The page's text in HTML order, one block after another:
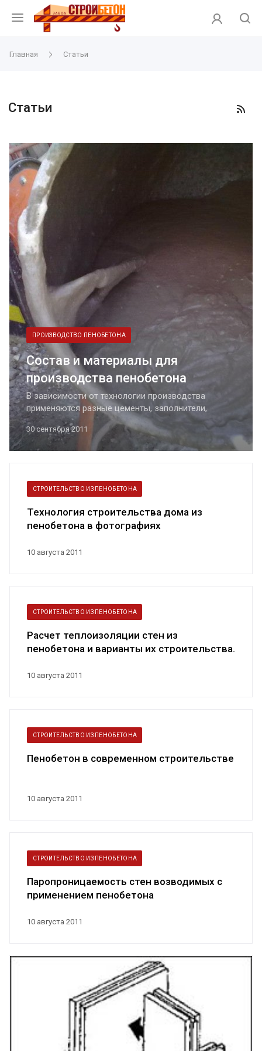
Главная Статьи
Статьи
ПРОИЗВОДСТВО ПЕНОБЕТОНА
Состав и материалы для
производства пенобетона
В зависимости от технологии производства
применяются разные цементы, заполнители,
пенообразователи и добавки. Далее мы подробно
рассмотрим каждый компонент и приведем
список всех пенообразователей и добавок.
30 сентября 2011
10 августа 2011
СТРОИТЕЛЬСТВО ИЗ ПЕНОБЕТОНА
Технология строительства дома из
пенобетона в фотографиях
10 августа 2011
СТРОИТЕЛЬСТВО ИЗ ПЕНОБЕТОНА
Расчет теплоизоляции стен из
пенобетона и варианты их строительства.
10 августа 2011
СТРОИТЕЛЬСТВО ИЗ ПЕНОБЕТОНА
Пенобетон в современном строительстве
10 августа 2011
СТРОИТЕЛЬСТВО ИЗ ПЕНОБЕТОНА
Паропроницаемость стен возводимых с
применением пенобетона